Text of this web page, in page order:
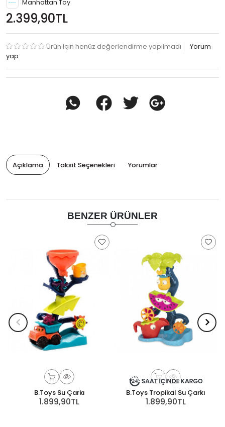
Manhattan Toy
2.399,90TL
Ürün için henüz değerlendirme yapılmadı
Yorum
yap
Açıklama Taksit Seçenekleri Yorumlar
BENZER ÜRÜNLER
B.Toys Su Çarkı
1.899,90TL
B.Toys Tropikal Su Çarkı
1.899,90TL